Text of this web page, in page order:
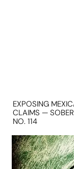
EXPOSING
CLAIMS —
NO. 114